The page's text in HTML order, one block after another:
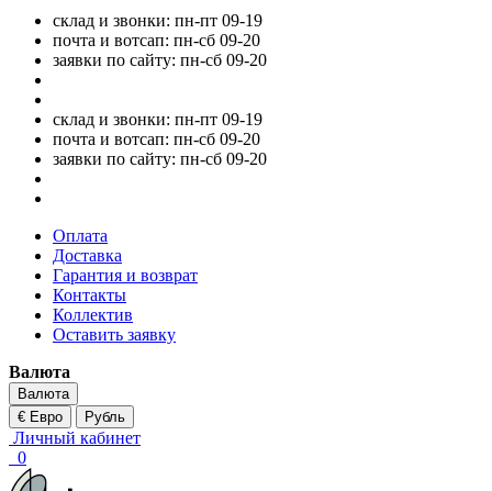
склад и звонки: пн-пт 09-19
почта и вотсап: пн-сб 09-20
заявки по сайту: пн-сб 09-20
склад и звонки: пн-пт 09-19
почта и вотсап: пн-сб 09-20
заявки по сайту: пн-сб 09-20
Оплата
Доставка
Гарантия и возврат
Контакты
Коллектив
Оставить заявку
Валюта
Валюта
€ Евро
Рубль
Личный кабинет
0